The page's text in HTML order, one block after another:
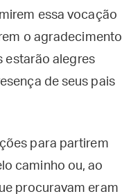
essa vocação
o agradecimento
estarão alegres
de seus pais
para partirem
caminho ou, ao
procuravam eram